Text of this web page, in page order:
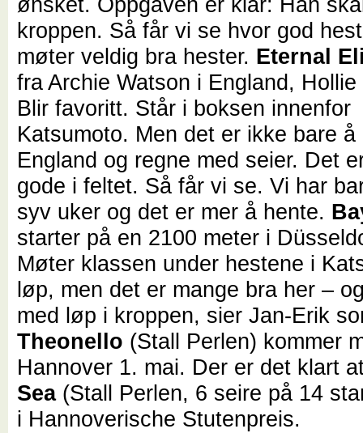
kroppen. Så får vi se hvor god
møter veldig bra hester. Eternal
fra Archie Watson i England,
Blir favoritt. Står i boksen innenfor
Katsumoto. Men det er ikke bare å
England og regne med seier. Det
gode i feltet. Så får vi se. Vi har
syv uker og det er mer å hente.
starter på en 2100 meter i
Møter klassen under hestene i
løp, men det er mange bra her –
med løp i kroppen, sier Jan-Erik
Theonello (Stall Perlen) kommer
Hannover 1. mai. Der er det klart
Sea (Stall Perlen, 6 seire på 14
i Hannoverische Stutenpreis.